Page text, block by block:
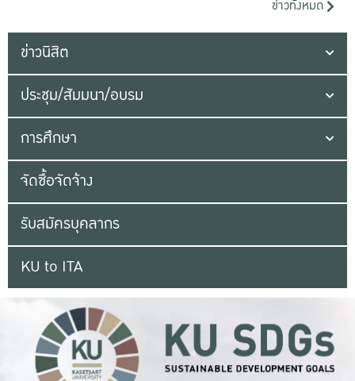
ข่าวทั้งหมด
ข่าวนิสิต
ประชุม/สัมมนา/อบรม
การศึกษา
จัดซื้อจัดจ้าง
รับสมัครบุคลากร
KU to ITA